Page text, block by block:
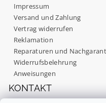
Mit dem Absenden Ihrer
unseren
Impressum
Versand und Zahlung
Vertrag widerrufen
Reklamation
Reparaturen und
Widerrufsbelehrung
Anweisungen
KONTAKT